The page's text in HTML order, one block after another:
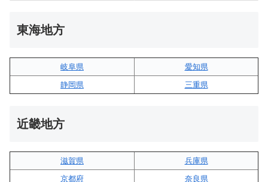
東海地方
岐阜県
愛知県
静岡県
三重県
近畿地方
滋賀県
兵庫県
京都府
奈良県